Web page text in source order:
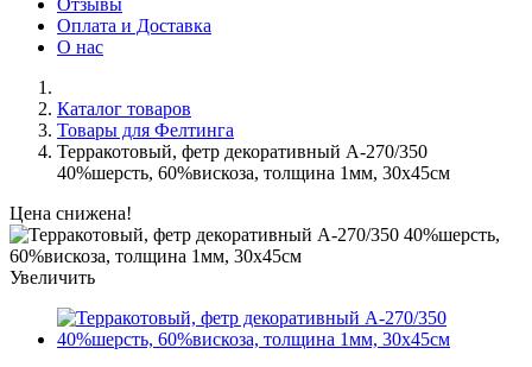
Оплата и Доставка
О нас
Каталог товаров
Товары для Фелтинга
Терракотовый, фетр декоративный А-270/350
40%шерсть, 60%вискоза, толщина 1мм, 30х45см
Цена снижена!
Увеличить